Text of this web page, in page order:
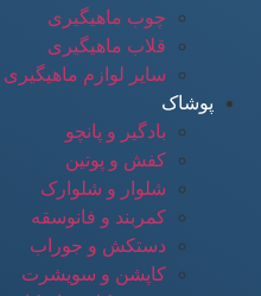
چوب ماهیگیری
قلاب ماهیگیری
سایر لوازم ماهیگیری
پوشاک
بادگیر و پانچو
کفش و پوتین
شلوار و شلوارک
کمربند و فانوسقه
دستکش و جوراب
کاپشن و سویشرت